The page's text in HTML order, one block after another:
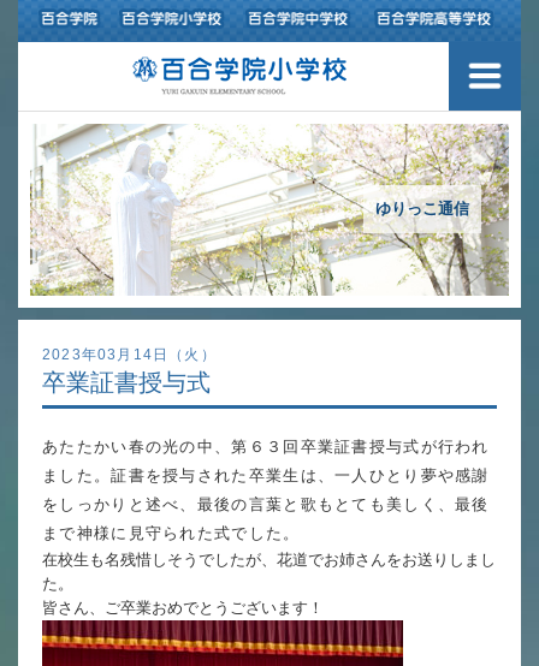
ゆりっこ通信
2023年03月14日（火）
卒業証書授与式
あたたかい春の光の中、第６３回卒業証書授与式が行われ
ました。証書を授与された卒業生は、一人ひとり夢や感謝
をしっかりと述べ、最後の言葉と歌もとても美しく、最後
まで神様に見守られた式でした。
在校生も名残惜しそうでしたが、花道でお姉さんをお送りしまし
た。
皆さん、ご卒業おめでとうございます！
３つの豊かさ・沿革
施設紹介
アクセスマップ
制服紹介
スクールバス運行
授業の特色
教育の特色
進路指導
英語力の向上
体育と食育
クラブ活動